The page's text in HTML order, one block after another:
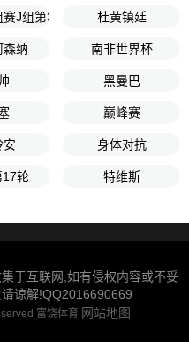
J组第3轮 杜黄镇廷
森纳 南非世界杯
黑曼巴
巅峰赛
安 身体对抗
17轮 特维斯
于互联网,如有侵权内容或不妥
谅解!QQ2016690669
富饶体育 网站地图